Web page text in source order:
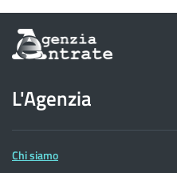
Informazioni
sul
dell'Agenzia
delle
Entrate
L'Agenzia
Chi siamo